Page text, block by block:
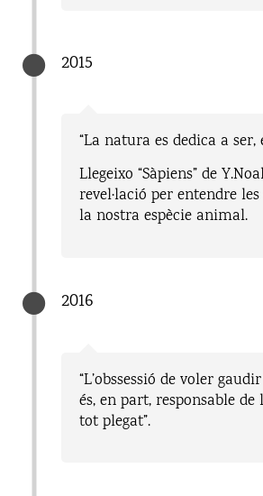
2015
“La natura es dedica a
Llegeixo “Sàpiens” de
revel·lació per entendre
la nostra espècie animal.
2016
“L’obssessió de voler
és, en part, responsable
tot plegat”.